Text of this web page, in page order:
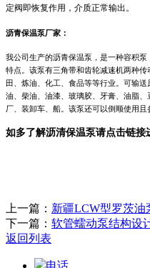
定阀即恢复作用，介质正常输出。
沥青保温泵厂家：
我公司生产的沥青保温泵，是一种容积泵
特点。该泵有三角带和齿轮减速机两种
田、炼油、化工、食品等等行业。可输
油、柴油、油漆、玻璃胶、牙膏、油脂
厂、装卸车、船。该泵还可以倒顺使用且
如多了解沥清保温泵请点击链接
上一篇： 新疆LCW型罗茨油
下一篇： 软管蠕动泵结构设
返回列表
电话